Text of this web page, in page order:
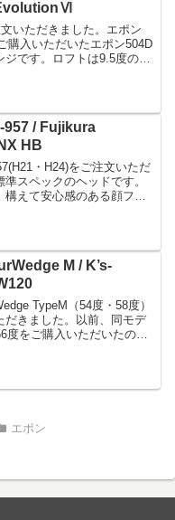
いただきました。エポン
購入いただいたエポン504D
です。ロフトは9.5度の±0
957 / Fujikura
HB
・H24)をご注文いただ
準スペックのヘッドです。
構えて安心感のある顔フッ
M / K’s-
TypeM（54度・58度）
だきました。以前、同モデ
度をご購入いただいたので
エポン